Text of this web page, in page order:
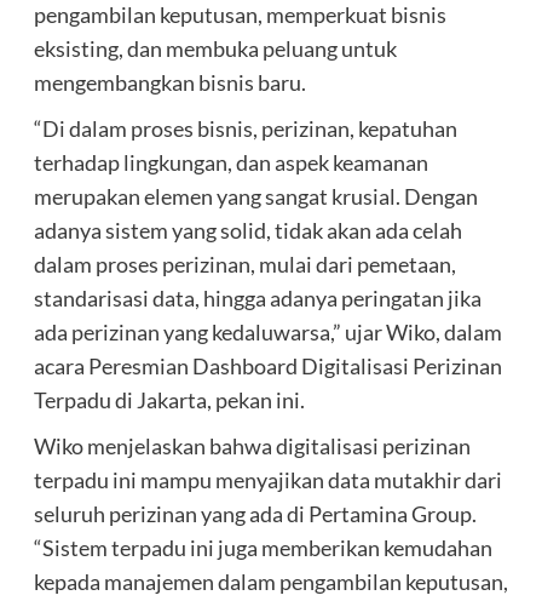
pengambilan keputusan, memperkuat bisnis
eksisting, dan membuka peluang untuk
mengembangkan bisnis baru.
“Di dalam proses bisnis, perizinan, kepatuhan
terhadap lingkungan, dan aspek keamanan
merupakan elemen yang sangat krusial. Dengan
adanya sistem yang solid, tidak akan ada celah
dalam proses perizinan, mulai dari pemetaan,
standarisasi data, hingga adanya peringatan jika
ada perizinan yang kedaluwarsa,” ujar Wiko, dalam
acara Peresmian Dashboard Digitalisasi Perizinan
Terpadu di Jakarta, pekan ini.
Wiko menjelaskan bahwa digitalisasi perizinan
terpadu ini mampu menyajikan data mutakhir dari
seluruh perizinan yang ada di Pertamina Group.
“Sistem terpadu ini juga memberikan kemudahan
kepada manajemen dalam pengambilan keputusan,